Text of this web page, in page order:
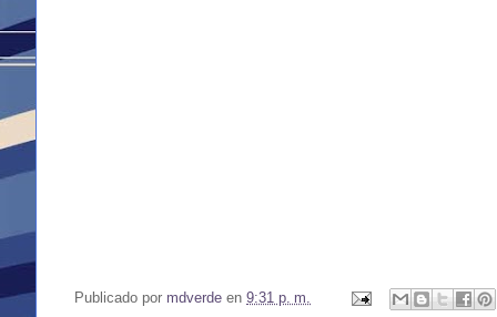
Publicado por mdverde en 9:31 p. m.